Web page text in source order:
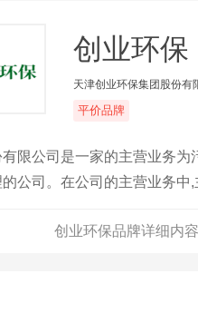
创业环保
天津创业环保集团股份有
平价品牌
有限公司是一家的主营业务
公司。在公司的主营业务
升竞争能力。在市场开拓方
创业环保品牌详细内